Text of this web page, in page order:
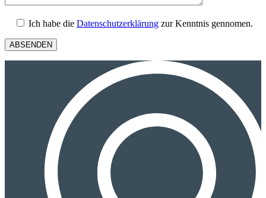
Ich habe die Datenschutzerklärung zur Kenntnis gennomen.